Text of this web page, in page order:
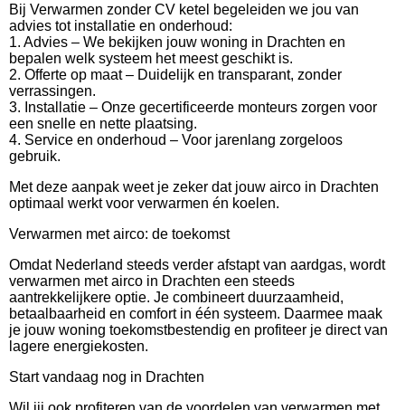
Bij Verwarmen zonder CV ketel begeleiden we jou van
advies tot installatie en onderhoud:
1. Advies – We bekijken jouw woning in Drachten en
bepalen welk systeem het meest geschikt is.
2. Offerte op maat – Duidelijk en transparant, zonder
verrassingen.
3. Installatie – Onze gecertificeerde monteurs zorgen voor
een snelle en nette plaatsing.
4. Service en onderhoud – Voor jarenlang zorgeloos
gebruik.
Met deze aanpak weet je zeker dat jouw airco in Drachten
optimaal werkt voor verwarmen én koelen.
Verwarmen met airco: de toekomst
Omdat Nederland steeds verder afstapt van aardgas, wordt
verwarmen met airco in Drachten een steeds
aantrekkelijkere optie. Je combineert duurzaamheid,
betaalbaarheid en comfort in één systeem. Daarmee maak
je jouw woning toekomstbestendig en profiteer je direct van
lagere energiekosten.
Start vandaag nog in Drachten